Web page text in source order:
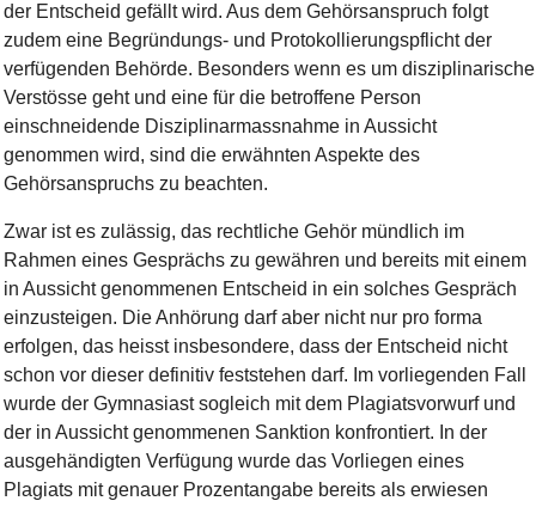
der Entscheid gefällt wird. Aus dem Gehörsanspruch folgt
zudem eine Begründungs- und Protokollierungspflicht der
verfügenden Behörde. Besonders wenn es um disziplinarische
Verstösse geht und eine für die betroffene Person
einschneidende Disziplinarmassnahme in Aussicht
genommen wird, sind die erwähnten Aspekte des
Gehörsanspruchs zu beachten.
Zwar ist es zulässig, das rechtliche Gehör mündlich im
Rahmen eines Gesprächs zu gewähren und bereits mit einem
in Aussicht genommenen Entscheid in ein solches Gespräch
einzusteigen. Die Anhörung darf aber nicht nur pro forma
erfolgen, das heisst insbesondere, dass der Entscheid nicht
schon vor dieser definitiv feststehen darf. Im vorliegenden Fall
wurde der Gymnasiast sogleich mit dem Plagiatsvorwurf und
der in Aussicht genommenen Sanktion konfrontiert. In der
ausgehändigten Verfügung wurde das Vorliegen eines
Plagiats mit genauer Prozentangabe bereits als erwiesen